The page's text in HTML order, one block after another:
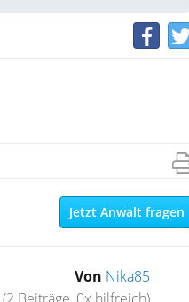
Jetzt Anwalt fragen
Von Nika85